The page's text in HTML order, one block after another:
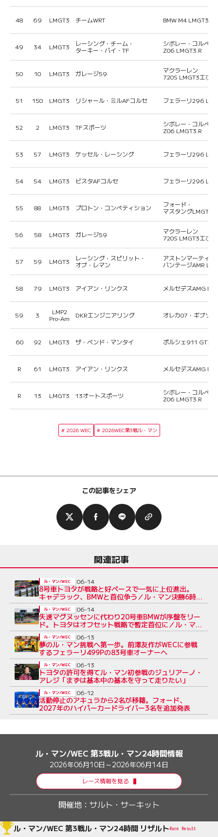
48 69 LMGT3 チームWRT BMW M4 LMGT3エ
49 34 LMGT3
レーシング・チーム・
ターキー・バイ・TF
シボレー・コルベッ
Z06 LMGT3.R
50 10 LMGT3 ガレージ59
マクラーレン
720S LMGT3エボ
51 150 LMGT3 リシャール・ミルAFコルセ フェラーリ296
52 2 LMGT3 TFスポーツ
シボレー・コルベッ
Z06 LMGT3.R
53 57 LMGT3 ケッセル・レーシング フェラーリ296
54 54 LMGT3 ビスタAFコルセ フェラーリ296
55 88 LMGT3 プロトン・コンペティション
フォード・
マスタングLMGT3
56 58 LMGT3 ガレージ59
マクラーレン
720S LMGT3エボ
57 59 LMGT3
レーシング・スピリット・
オブ・レマン
アストンマーティン
バンテージAMR
58 79 LMGT3 アイアン・リンクス メルセデスAMG
59 3
LMP2
Pro-Am
DKRエンジニアリング オレカ07・ギブソン
60 92 LMGT3 ザ・ベンド・マンタイ ポルシェ911 GT3
R 61 LMGT3 アイアン・リンクス メルセデスAMG
R 13 LMGT3 13オートスポーツ
シボレー・コルベッ
Z06 LMGT3.R
2026 WEC 2026WEC第3戦ル・マン
この記事をシェア
関連記事
8号車トヨタが戦略と好ペースで一気に上位進出。
キャデラック、BMWと首位争う／ル・マン決勝6時間
後
ル・マン/WEC 06-14
失速マグヌッセンに代わり20号車BMWが序盤をリー
ド。トヨタはオフセット戦略で暫定首位に／ル・マン
決勝1時間後
ル・マン/WEC 06-14
夢のル・マン挑戦へ第一歩。前澤友作がWECに参戦
するフェラーリ499Pの83号車オーナーへ
ル・マン/WEC 06-13
トヨタの許可を得てル・マン初参戦のジュリアーノ・
アレジ「まずは基本中の基本を守って走りたい」
ル・マン/WEC 06-13
活動停止のアキュラから2名が移籍。フォード、
2027年のハイパーカードライバー3名を追加発表
ル・マン/WEC 06-12
ル・マン/WEC 第3戦ル・マン24時間情報
2026年06月10日～2026年06月14日
レース情報を見る
開催地： サルト・サーキット
ル・マン/WEC 第3戦ル・マン24時間 リザルトRace Result